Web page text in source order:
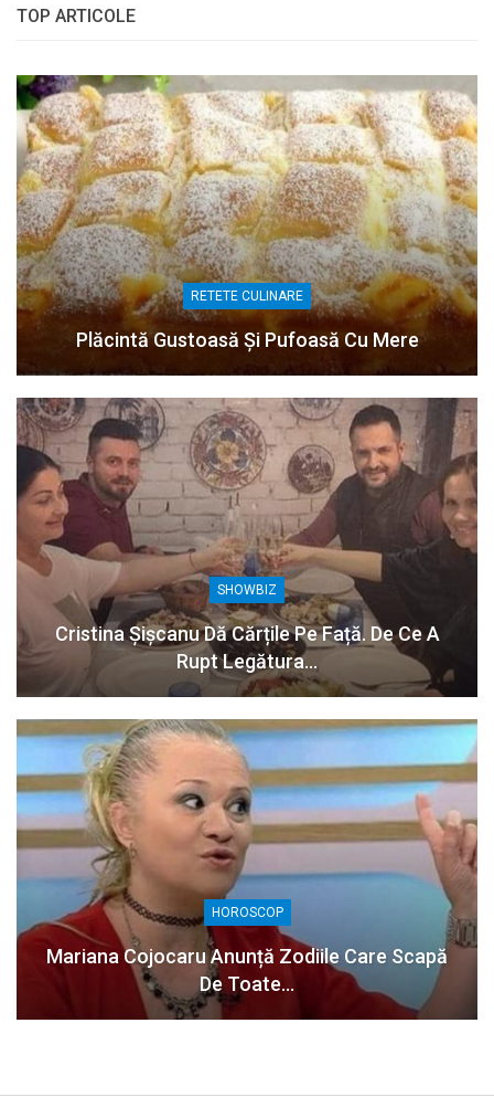
TOP ARTICOLE
RETETE CULINARE
Plăcintă Gustoasă Și Pufoasă Cu Mere
SHOWBIZ
Cristina Șișcanu Dă Cărțile Pe Față. De Ce A
Rupt Legătura…
HOROSCOP
Mariana Cojocaru Anunță Zodiile Care Scapă
De Toate…